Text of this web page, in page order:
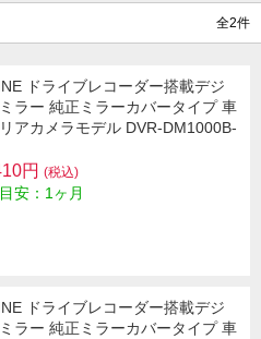
全2件
ドライブレコーダー搭載デジ
ラー 純正ミラーカバータイプ 車
アカメラモデル DVR-DM1000B-
円 (税込)
安：1ヶ月
ドライブレコーダー搭載デジ
ラー 純正ミラーカバータイプ 車